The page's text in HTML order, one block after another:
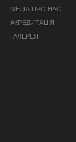
МЕДІА ПРО НАС
АКРЕДИТАЦІЯ
ГАЛЕРЕЯ